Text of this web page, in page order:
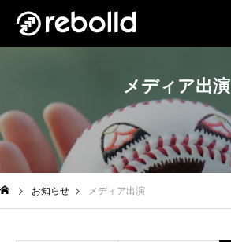
メディア出演
お知らせ メディア出演